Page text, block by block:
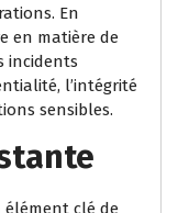
En
en matière de
incidents
l’intégrité
sensibles.
clé de